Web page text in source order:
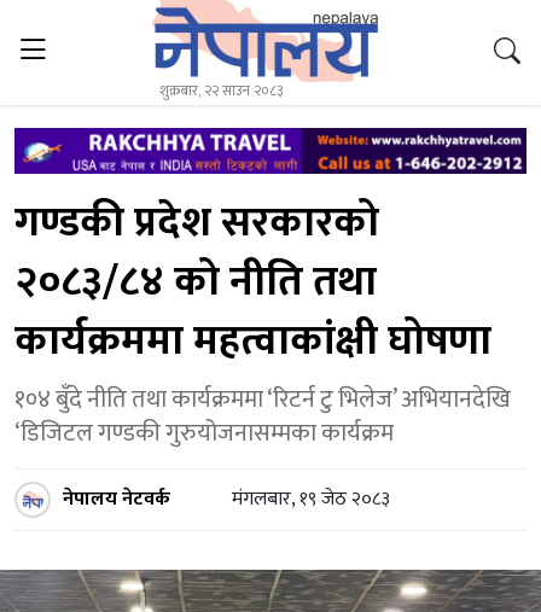
शुक्रबार, २२ साउन २०८३
गण्डकी प्रदेश सरकारको
२०८३/८४ को नीति तथा
कार्यक्रममा महत्वाकांक्षी घोषणा
१०४ बुँदे नीति तथा कार्यक्रममा ‘रिटर्न टु भिलेज’ अभियानदेखि
‘डिजिटल गण्डकी गुरुयोजनासम्मका कार्यक्रम
नेपालय नेटवर्क मंगलबार, १९ जेठ २०८३